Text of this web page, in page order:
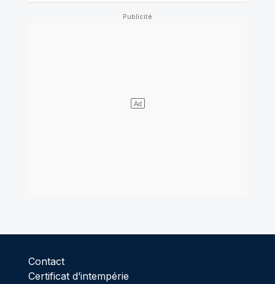
Contact
Certificat d’intempérie